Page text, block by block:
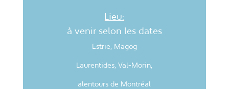
Lieu:
à venir selon les dates
Estrie, Magog
Laurentides, Val-Morin,
alentours de Montréal